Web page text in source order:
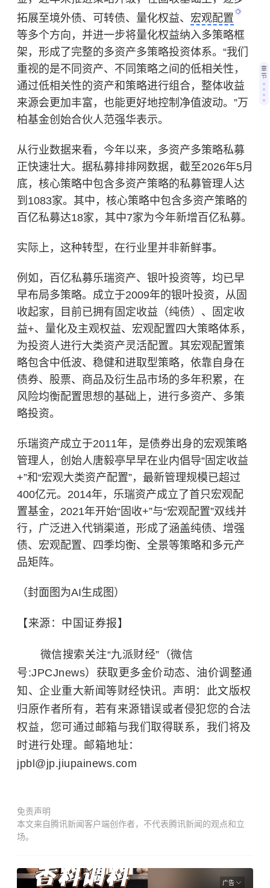
拓展至境外债、可转债、量化权益、 宏观配置
等多个方向，并进一步将量化权益纳入多策略框
架，形成了完整的多资产多策略投资体系。“我们
重视的是不同资产、不同策略之间的低相关性，
通过低相关性的资产和策略进行组合，整体收益
来源会更加丰富，也能更好地控制净值波动。”万
柏基金创始合伙人范强华表示。
从行业数据来看，今年以来，多资产多策略私募
正快速壮大。据私募排排网数据，截至2026年5月
底，核心策略中包含多资产策略的私募管理人达
到1083家。其中，核心策略中包含多资产策略的
百亿私募达18家，其中7家为今年新增百亿私募。
实际上，这种转型，在行业里并非新鲜事。
例如，百亿私募乐瑞资产、银叶投资等，均已早
早布局多策略。成立于2009年的银叶投资，从固
收起家，目前已拥有固定收益（纯债）、固定收
益+、量化及主观权益、宏观配置四大策略体系，
为投资人进行大类资产灵活配置。其宏观配置策
略包含中低波、稳健和进取型策略，依靠自身在
债券、股票、商品及衍生品市场的多年积累，在
风险均衡配置思想的基础上，进行多资产、多策
略投资。
乐瑞资产成立于2011年，是债券出身的宏观策略
管理人，创始人唐毅亭早早在业内倡导“固定收益
+”和“宏观大类资产配置”，最新管理规模已超过
400亿元。2014年，乐瑞资产成立了首只宏观配
置基金，2021年开始“固收+”与“宏观配置”双线并
行，广泛进入代销渠道，形成了涵盖纯债、增强
债、宏观配置、四季均衡、全景等策略和多元产
品矩阵。
（封面图为AI生成图）
【来源：中国证券报】
微信搜索关注“九派财经”（微信
号:JPCJnews）获取更多金价动态、油价调整通
知、企业重大新闻等财经快讯。声明：此文版权
归原作者所有，若有来源错误或者侵犯您的合法
权益，您可通过邮箱与我们取得联系，我们将及
时进行处理。邮箱地址：
jpbl@jp.jiupainews.com
免责声明
本文来自腾讯新闻客户端创作者，不代表腾讯新闻的观点和立
场。
广告
章
节